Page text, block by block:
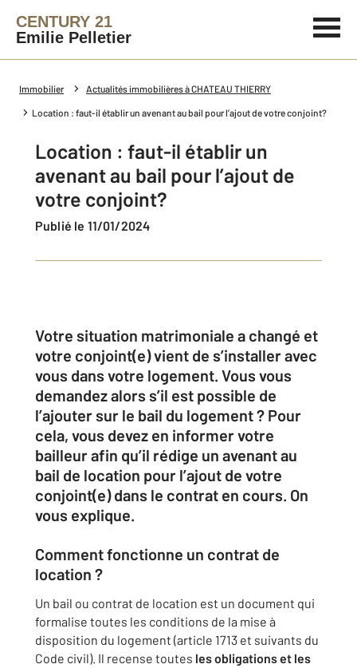
CENTURY 21
Emilie Pelletier
Immobilier Actualités immobilières à CHATEAU THIERRY
Location : faut-il établir un avenant au bail pour l’ajout de votre conjoint?
Location : faut-il établir un
avenant au bail pour l’ajout de
votre conjoint?
Publié le 11/01/2024
Votre situation matrimoniale a changé et
votre conjoint(e) vient de s’installer avec
vous dans votre logement. Vous vous
demandez alors s’il est possible de
l’ajouter sur le bail du logement ? Pour
cela, vous devez en informer votre
bailleur afin qu’il rédige un avenant au
bail de location pour l’ajout de votre
conjoint(e) dans le contrat en cours. On
vous explique.
Comment fonctionne un contrat de
location ?
Un bail ou contrat de location est un document qui
formalise toutes les conditions de la mise à
disposition du logement (article 1713 et suivants du
Code civil). Il recense toutes les obligations et les